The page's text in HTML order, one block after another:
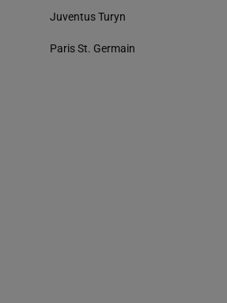
Juventus Turyn
Paris St. Germain